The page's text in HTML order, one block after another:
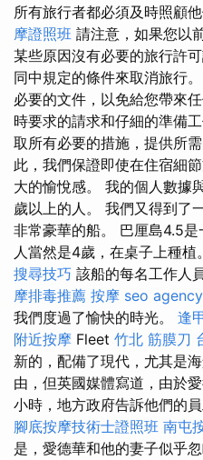
所有旅行者都必須及時照顧他
摩證照班 請注意，如果您以
某些原因沒有必要的旅行許
同中規定的條件來取消旅行。
必要的文件，以免給您帶來任
時要求的請求和仔細的準備
取所有必要的措施，提供所需
此，我們保證即使在住宿細
大的愉悅感。 我的個人數據
歲以上的人。 我們又得到了
非常豪華的船。 巴厘島4.5
人當然是4歲，在桌子上種植
搜尋技巧 該船的每名工作人
摩排毒推薦 按摩 seo agency
我們度過了愉快的時光。 逢
附近按摩 Fleet 竹北 筋膜刀
新的，配備了現代，尤其是
由，但英國媒體寫道，由於
小時，地方政府告訴他們的
腳底按摩技術士證照班 南屯
是，愛德華和他的妻子似乎